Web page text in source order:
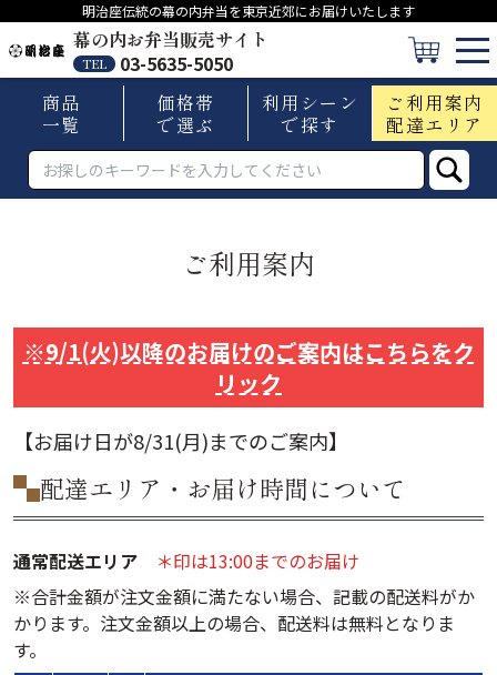
明治座伝統の幕の内弁当を東京近郊にお届けいたします
幕の内お弁当販売サイト
TEL
03-5635-5050
商品
一覧
価格帯
で選ぶ
利用シーン
で探す
ご利用案内
配達エリア
ご利用案内
※9/1(火)以降のお届けのご案内はこちらをク
リック
【お届け日が8/31(月)までのご案内】
配達エリア・お届け時間について
通常配送エリア
＊印は13:00までのお届け
※合計金額が注文金額に満たない場合、記載の配送料がか
かります。注文金額以上の場合、配送料は無料となりま
す。